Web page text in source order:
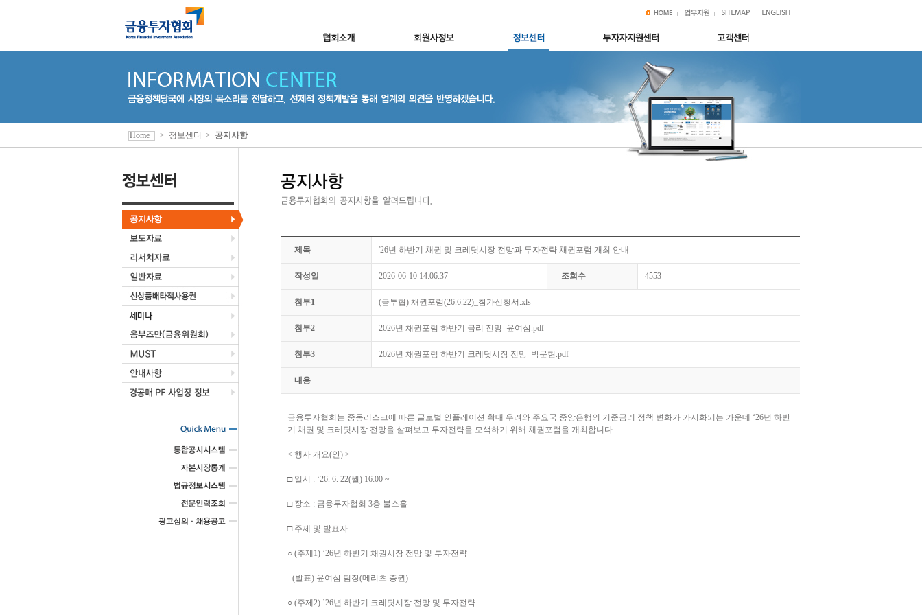
Home > 정보센터 > 공지사항
제목 '26년 하반기 채권 및 크레딧시장 전망과 투자전략 채권포럼 개최 안내
작성일 2026-06-10 14:06:37 조회수 4553
첨부1 (금투협) 채권포럼(26.6.22)_참가신청서.xls
첨부2 2026년 채권포럼 하반기 금리 전망_윤여삼.pdf
첨부3 2026년 채권포럼 하반기 크레딧시장 전망_박문현.pdf
내용
금융투자협회는 중동리스크에 따른 글로벌 인플레이션 확대 우려와 주요국 중앙은행의 기준금리 정책 변화가 가시화되는 가운데 ‘26년 하반
기 채권 및 크레딧시장 전망을 살펴보고 투자전략을 모색하기 위해 채권포럼을 개최합니다.
< 행사 개요(안) >
□ 일시 : ‘26. 6. 22(월) 16:00 ~
□ 장소 : 금융투자협회 3층 불스홀
□ 주제 및 발표자
○ (주제1) ’26년 하반기 채권시장 전망 및 투자전략
- (발표) 윤여삼 팀장(메리츠 증권)
○ (주제2) ’26년 하반기 크레딧시장 전망 및 투자전략